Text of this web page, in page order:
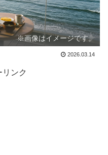
※画像はイメージです。
2026.03.14
リンク